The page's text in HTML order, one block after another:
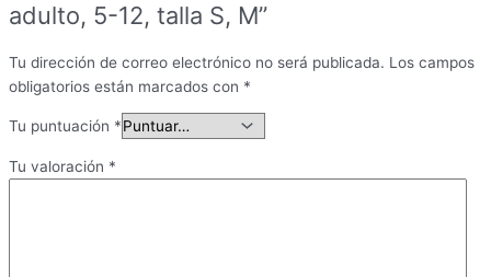
adulto, 5-12, talla S, M”
Tu dirección de correo electrónico no será publicada. Los campos
obligatorios están marcados con *
Tu puntuación *
Tu valoración *